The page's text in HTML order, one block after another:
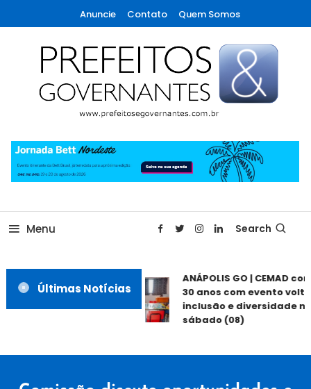
To
Content
Anuncie Contato Quem Somos
Prefeitos & Governantes
Menu Search
Últimas Notícias
ANÁPOLIS GO | CEMAD
30 anos com evento
inclusão e diversidade
sábado (08)